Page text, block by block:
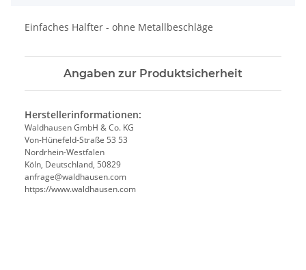
Einfaches Halfter - ohne Metallbeschläge
Angaben zur Produktsicherheit
Herstellerinformationen:
Waldhausen GmbH & Co. KG
Von-Hünefeld-Straße 53 53
Nordrhein-Westfalen
Köln, Deutschland, 50829
anfrage@waldhausen.com
https://www.waldhausen.com